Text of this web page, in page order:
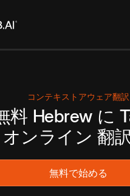
コンテキストアウェア翻訳
料 Hebrew に
オンライン 翻
無料で始める